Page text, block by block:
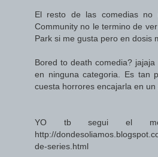
El resto de las comedias no
Community no le termino de
Park si me gusta pero en dosis
Bored to death comedia?
en ninguna categoria. Es tan
cuesta horrores encajarla en un
YO tb segui el
http://
de-series.html